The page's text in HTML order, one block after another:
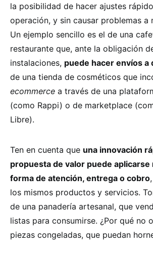
la posibilidad de hacer ajustes
operación, y sin causar problemas a
Un ejemplo sencillo es el de una
restaurante que, ante la obligación
instalaciones, puede hacer envíos a
de una tienda de cosméticos que
ecommerce a través de una
(como Rappi) o de marketplace
Libre).
Ten en cuenta que una innovación
propuesta de valor puede aplicarse
forma de atención, entrega o cobro
los mismos productos y servicios.
de una panadería artesanal, que
listas para consumirse. ¿Por qué no
piezas congeladas, que puedan